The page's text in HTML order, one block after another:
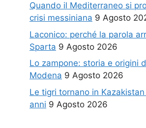
Quando il Mediterraneo si
crisi messiniana 9 Agosto
Laconico: perché la parola
Sparta 9 Agosto 2026
Lo zampone: storia e origini
Modena 9 Agosto 2026
Le tigri tornano in
anni 9 Agosto 2026